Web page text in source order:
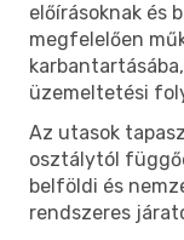
előírásoknak és
megfelelően
üzemeltetési
Az utasok
osztálytól
belföldi és
rendszeres